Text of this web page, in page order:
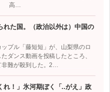
。 高…
れた国。（政治以外は）中国の
プル「藤短短」が、山梨県のロ
ダンス動画を投稿したところ、
非難が殺到した。2…
れ！」氷河期ぼく「..がえ」政